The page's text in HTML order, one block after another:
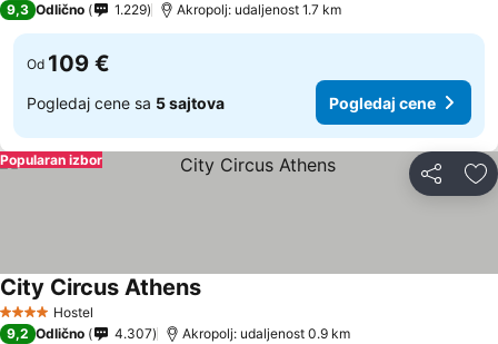
9,3 Odlično 1.229 Akropolj: udaljenost 1.7 km
Od 109 €
Pogledaj cene sa 5 sajtova Pogledaj cene
Deli
Popularan izbor
4 ZvezdiceHostel
City Circus Athens
9,2 Odlično 4.307 Akropolj: udaljenost 0.9 km